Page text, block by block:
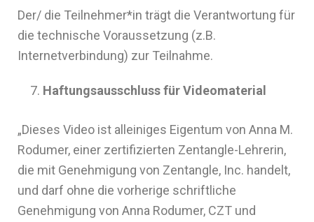
Der/ die Teilnehmer*in trägt die Verantwortung für
die technische Voraussetzung (z.B.
Internetverbindung) zur Teilnahme.
Haftungsausschluss für Videomaterial
„Dieses Video ist alleiniges Eigentum von Anna M.
Rodumer, einer zertifizierten Zentangle-Lehrerin,
die mit Genehmigung von Zentangle, Inc. handelt,
und darf ohne die vorherige schriftliche
Genehmigung von Anna Rodumer, CZT und